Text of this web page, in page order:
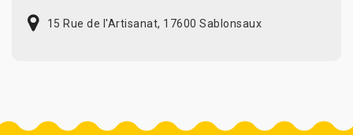
15 Rue de l'Artisanat, 17600 Sablonsaux